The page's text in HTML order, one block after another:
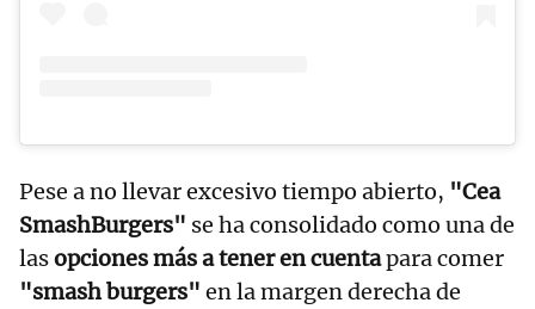
Pese a no llevar excesivo tiempo abierto, "Cea
SmashBurgers" se ha consolidado como una de
lasopciones más a tener en cuentapara comer
"smash burgers" en la margen derecha de